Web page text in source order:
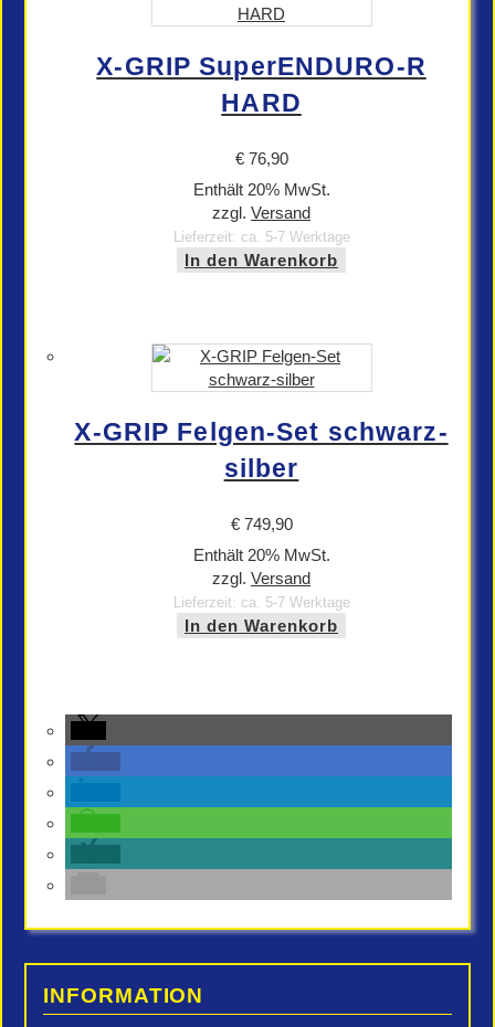
X-GRIP SuperENDURO-R
HARD
€76,90
Enthält 20% MwSt.
zzgl. Versand
Lieferzeit: ca. 5-7 Werktage
In den Warenkorb
X-GRIP Felgen-Set schwarz-
silber
€749,90
Enthält 20% MwSt.
zzgl. Versand
Lieferzeit: ca. 5-7 Werktage
In den Warenkorb
INFORMATION